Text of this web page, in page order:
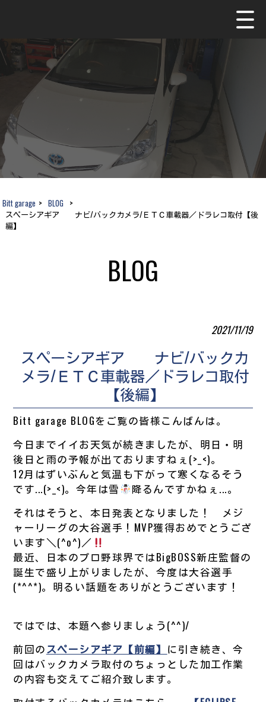
Bitt garage > BLOG >
スペーシアギア ナビ/バックカメラ/ＥＴＣ車載器／ドラレコ取付【後
編】
BLOG
2021/11/19
スペーシアギア ナビ/バックカ
メラ/ＥＴＣ車載器／ドラレコ取付
【後編】
Bitt garage BLOGをご覧の皆様こんばんは。
今日までイイお天気が続きましたが、明日・明
後日と雨の予報が出ておりますねぇ(>_<)。
12月はずいぶんと気温も下がって寒くなるそう
です...(>_<)。今年は雪
降るんですかねぇ...。
それはそうと、本日発表となりました！ メジ
ャーリーグの大谷選手！MVP獲得おめでとうござ
います＼(^o^)／
最近、日本のプロ野球界ではBigBOSS新庄監督の
誕生で盛り上がりましたが、今度は大谷選手
(*^^*)。明るい話題をありがとうございます！
ではでは、本題へ参りましょう(^^)/
前回のスペーシアギア【前編】 に引き続き、今
回はバックカメラ取付のちょっとした加工作業
の内容も交えてご紹介致します。